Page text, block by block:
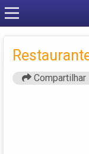
Compartilhar